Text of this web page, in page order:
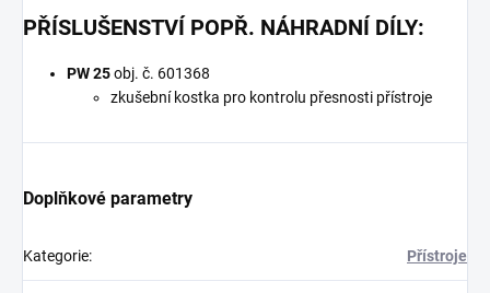
PŘÍSLUŠENSTVÍ POPŘ. NÁHRADNÍ DÍLY:
PW 25obj. č. 601368
zkušební kostka pro kontrolu přesnosti přístroje
Doplňkové parametry
Kategorie: Přístroje